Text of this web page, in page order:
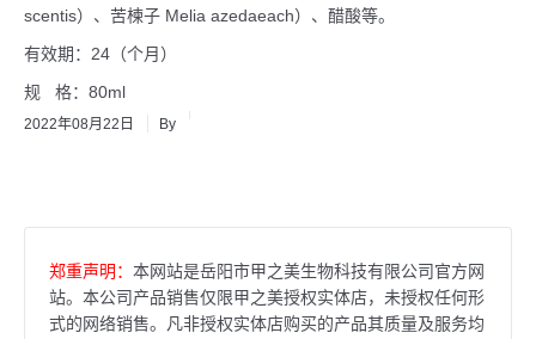
scentis）、苦楝子 Melia azedaeach）、醋酸等。
有效期：24（个月）
规 格：80ml
2022年08月22日 By
郑重声明： 本网站是岳阳市甲之美生物科技有限公司官方网
站。本公司产品销售仅限甲之美授权实体店，未授权任何形
式的网络销售。凡非授权实体店购买的产品其质量及服务均